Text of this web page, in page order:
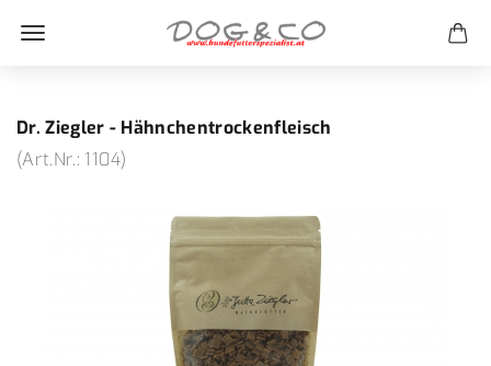
Dr. Ziegler - Hähnchentrockenfleisch
(Art.Nr.: 1104)